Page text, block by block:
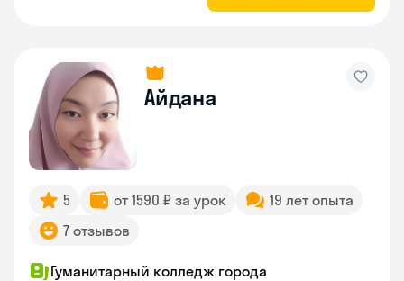
Айдана
5 от 1590 ₽ за урок
19 лет опыта
7 отзывов
Гуманитарный колледж города